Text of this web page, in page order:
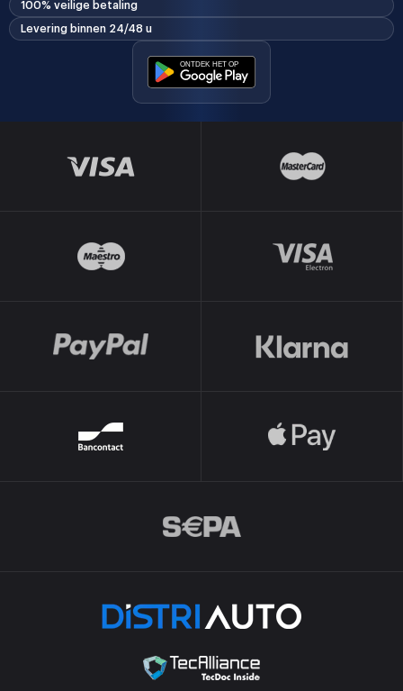
100% veilige betaling
Levering binnen 24/48 u